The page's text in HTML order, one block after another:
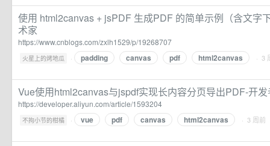
使用 html2canvas + jsPDF 生成PDF 的简单示例（含文字
术家
https://www.cnblogs.com/zxlh1529/p/19268707
火星上的烤地瓜 · padding canvas pdf html2canvas · 3
Vue使用html2canvas与jspdf实现长内容分页导出PDF-开
https://developer.aliyun.com/article/1593204
不拘小节的柑橘 · vue pdf canvas html2canvas · 3 周前